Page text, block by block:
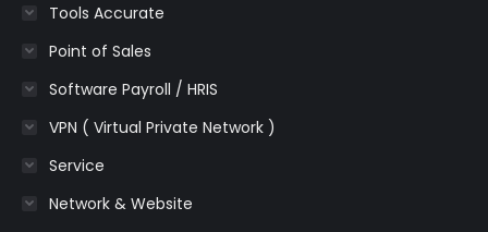
Tools Accurate
Point of Sales
Software Payroll / HRIS
VPN ( Virtual Private Network )
Service
Network & Website